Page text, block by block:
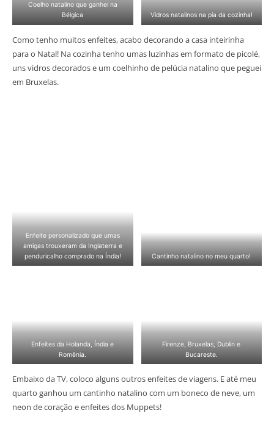
Coelho natalino que ganhei na
Bélgica
Vidros natalinos na pia da cozinha!
Como tenho muitos enfeites, acabo decorando a casa inteirinha
para o Natal! Na cozinha tenho umas luzinhas em formato de picolé,
uns vidros decorados e um coelhinho de pelúcia natalino que peguei
em Bruxelas.
Enfeite personalizado que umas
amigas trouxeram da Inglaterra e
penduricalho comprado na Índia!
Cantinho natalino no meu quarto!
Enfeites da Holanda, Índia e
Romênia.
Firenze, Bruxelas, Dublin e
Bucareste.
Embaixo da TV, coloco alguns outros enfeites de viagens. E até meu
quarto ganhou um cantinho natalino com um boneco de neve, um
neon de coração e enfeites dos Muppets!